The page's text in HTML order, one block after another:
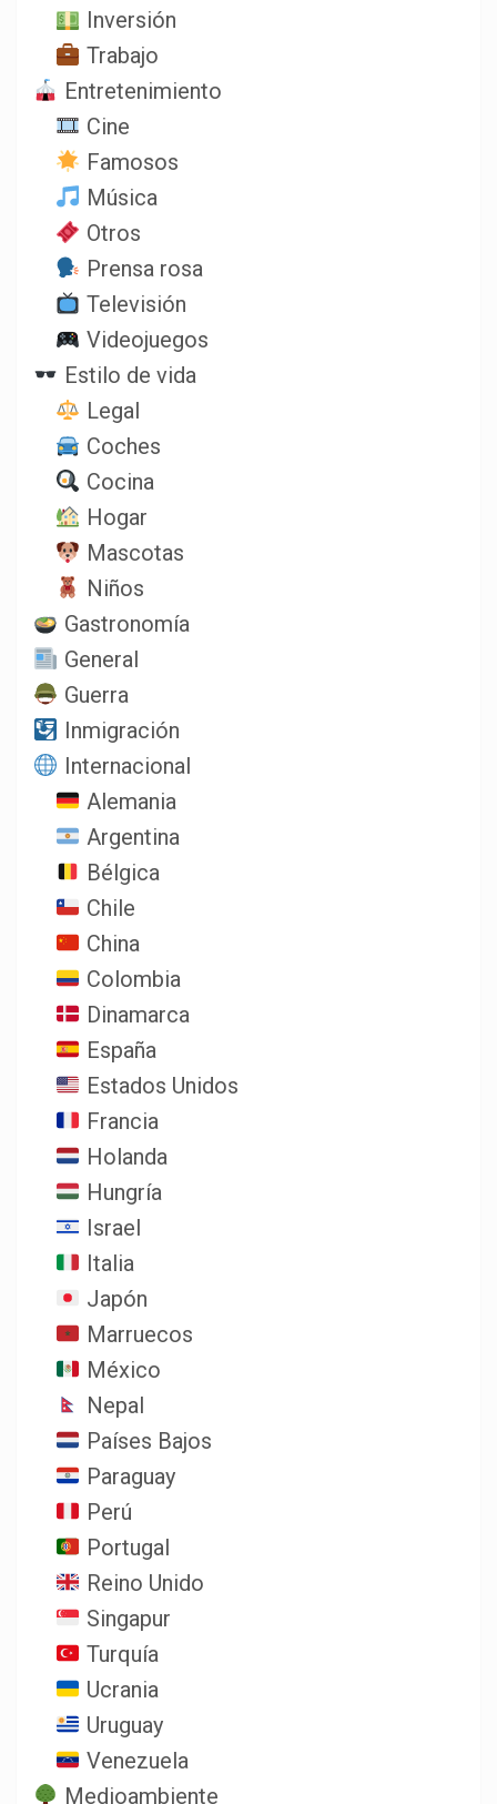
Inversión
Trabajo
Entretenimiento
Cine
Famosos
Música
Otros
Prensa rosa
Televisión
Videojuegos
Estilo de vida
Legal
Coches
Cocina
Hogar
Mascotas
Niños
Gastronomía
General
Guerra
Inmigración
Internacional
Alemania
Argentina
Bélgica
Chile
China
Colombia
Dinamarca
España
Estados Unidos
Francia
Holanda
Hungría
Israel
Italia
Japón
Marruecos
México
Nepal
Países Bajos
Paraguay
Perú
Portugal
Reino Unido
Singapur
Turquía
Ucrania
Uruguay
Venezuela
Medioambiente